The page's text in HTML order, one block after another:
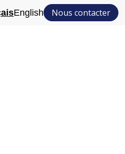
English Nous contacter